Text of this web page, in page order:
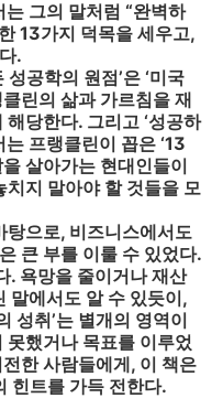
는 그의 말처럼 “완벽하
13가지 덕목을 세우고,
.
공학의 원점’은 ‘미국
린의 삶과 가르침을 재
당한다. 그리고 ‘성공하
프랭클린이 꼽은 ‘13
살아가는 현대인들이
치지 말아야 할 것들을 모
탕으로, 비즈니스에서도
큰 부를 이룰 수 있었다.
. 욕망을 줄이거나 재산
말에서도 알 수 있듯이,
성취’는 별개의 영역이
못했거나 목표를 이루었
한 사람들에게, 이 책은
힌트를 가득 전한다.